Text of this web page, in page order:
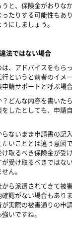
と、保険金がおりな
たりする可能性もあ
にしましょう。
法ではない場合
、アドバイスをもら
というと前者のイメ
請サポートと呼ぶ場
どんな内容を書いた
したとしても、申請
ないまま申請書の記
いこととは違う意図
取るべき保険金が受
受け取るべきではな
ん。
ら派遣されてきて被
認がない場合もあり
実際の被害通りの申
いですね。